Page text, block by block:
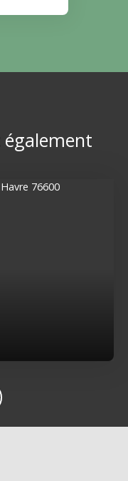
également